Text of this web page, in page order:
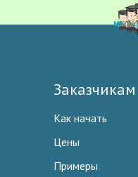
Заказчикам
Как начать
Цены
Примеры